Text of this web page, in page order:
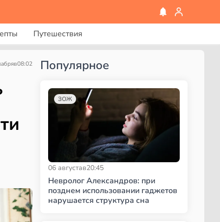
Путешествия
в08:02 Популярное
ЗОЖ
06 августав20:45
Невролог Александров: при
позднем использовании гаджетов
нарушается структура сна